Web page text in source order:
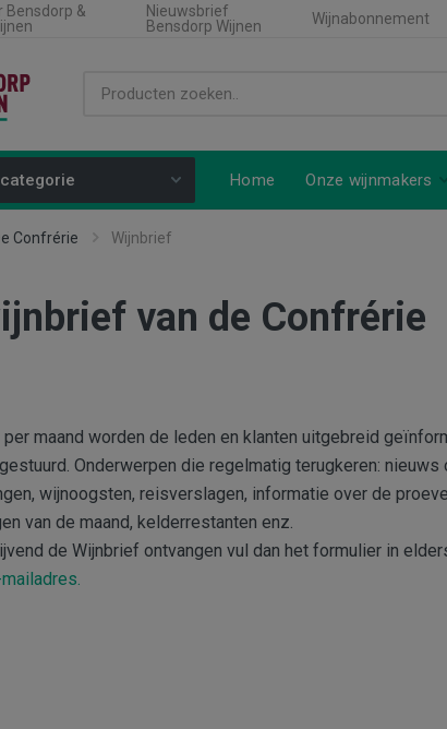
Bensdorp &
Nieuwsbrief
Bensdorp Wijnen
Wijnabonnement
Home Onze wijnmakers
Confrérie Wijnbrief
van de Confrérie
per maand worden de leden en klanten uitgebreid
Onderwerpen die regelmatig terugkeren:
wijnoogsten, reisverslagen, informatie over de
van de maand, kelderrestanten enz.
de Wijnbrief ontvangen vul dan het formulier in